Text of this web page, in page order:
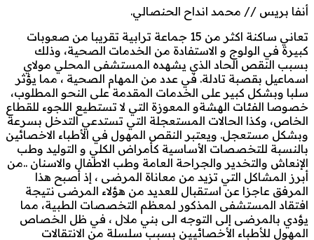
أنفا بريس // محمد انداح الحنصالي.
تعاني ساكنة اكثر من 15 جماعة ترابية تقريبا من صعوبات
كبيرة في الولوج و الاستفادة من الخدمات الصحية، وذلك
بسبب النقص الحاد الذي يشهده المستشفى المحلي مولاي
اسماعيل بقصبة تادلة. في عدد من المهام الصحية ، مما يؤثر
سلبا وبشكل كبير على الخدمات المقدمة على النحو المطلوب،
خصوصا الفئات الهشةو المعوزة التي لا تستطيع اللجوء للقطاع
الخاص، وكذا الحالات المستعجلة التي تستدعي التدخل بسرعة
وبشكل مستعجل. ويعتبر النقص المهول في الأطباء الاخصائين
بالنسبة للتخصصات الأساسية كأمراض الكلي و التوليد وطب
الإنعاش والتخدير والجراحة العامة وطب الاطفال والاسنان ..من
أبرز المشاكل التي تزيد من معاناة المرضى ، إذ أصبح هذا
المرفق عاجزا عن استقبال للعديد من هؤلاء المرضى نتيجة
افتقاد المستشفى المذكور لمعظم التخصصات الطبية، مما
يؤدي بالمرضى إلى التوجه الى بني ملال ، في ظل الخصاص
المهول للأطباء الأخصائيين بسبب سلسلة من الانتقالات